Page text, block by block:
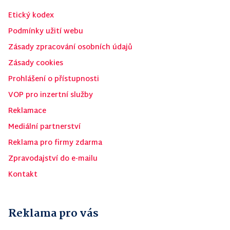
Etický kodex
Podmínky užití webu
Zásady zpracování osobních údajů
Zásady cookies
Prohlášení o přístupnosti
VOP pro inzertní služby
Reklamace
Mediální partnerství
Reklama pro firmy zdarma
Zpravodajství do e-mailu
Kontakt
Reklama pro vás